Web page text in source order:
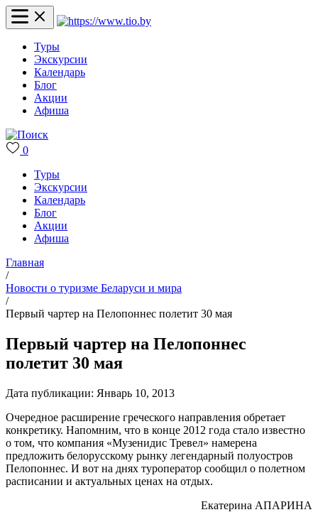
Туры
Экскурсии
Календарь
Блог
Акции
Афиша
0
Туры
Экскурсии
Календарь
Блог
Акции
Афиша
Главная
/
Новости о туризме Беларуси и мира
/
Первый чартер на Пелопоннес полетит 30 мая
Первый чартер на Пелопоннес
полетит 30 мая
Дата публикации: Январь 10, 2013
Очередное расширение греческого направления обретает
конкретику. Напомним, что в конце 2012 года стало известно
о том, что компания «Музенидис Тревел» намерена
предложить белорусскому рынку легендарный полуостров
Пелопоннес. И вот на днях туроператор сообщил о полетном
расписании и актуальных ценах на отдых.
Екатерина АПАРИНА